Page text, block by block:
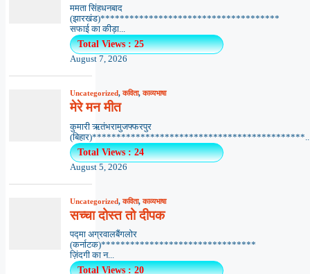
ममता सिंहधनबाद
(झारखंड)*************************************
सफाई का कीड़ा...
Total Views : 25
August 7, 2026
Uncategorized,कविता,काव्यभाषा
मेरे मन मीत
कुमारी ऋतंभरामुजफ्फरपुर
Total Views : 24
August 5, 2026
Uncategorized,कविता,काव्यभाषा
सच्चा दोस्त तो दीपक
पद्मा अग्रवालबैंगलोर
(कर्नाटक)********************************
ज़िंदगी का न...
Total Views : 20